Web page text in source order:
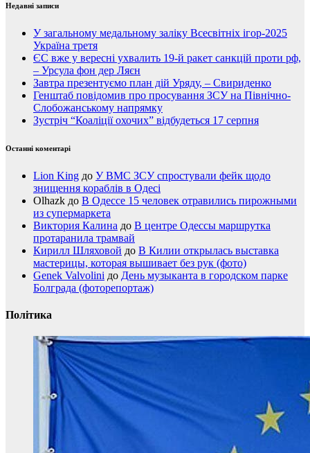
Недавні записи
У загальному медальному заліку Всесвітніх ігор-2025
Україна третя
ЄС вже у вересні ухвалить 19-й ракет санкцій проти рф,
– Урсула фон дер Ляєн
Завтра презентуємо план дій Уряду, – Свириденко
Генштаб повідомив про просування ЗСУ на Північно-
Слобожанському напрямку
Зустріч “Коаліції охочих” відбудеться 17 серпня
Останні коментарі
Lion King до У ВМС ЗСУ спростували фейк щодо
знищення кораблів в Одесі
Olhazk до В Одессе 15 человек отравились пирожными
из супермаркета
Виктория Калина до В центре Одессы маршрутка
протаранила трамвай
Кирилл Шляховой до В Килии открылась выставка
мастерицы, которая вышивает без рук (фото)
Genek Valvolini до День музыканта в городском парке
Болграда (фоторепортаж)
Політика